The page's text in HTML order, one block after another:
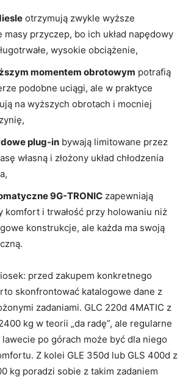
otrzymują zwykle wyższe
masy przyczep, bo ich układ napędowy
wysokie obciążenie,
momentem obrotowym potrafią
podobne uciągi, ale w praktyce
na wyższych obrotach i mocniej
plug-in bywają limitowane przez
własną i złożony układ chłodzenia
9G-TRONIC zapewniają
komfort i trwałość przy holowaniu niż
konstrukcje, ale każda ma swoją
przed zakupem konkretnego
skonfrontować katalogowe dane z
zadaniami. GLC 220d 4MATIC z
kg w teorii „da radę”, ale regularne
po górach może być dla niego
Z kolei GLE 350d lub GLS 400d z
kg poradzi sobie z takim zadaniem